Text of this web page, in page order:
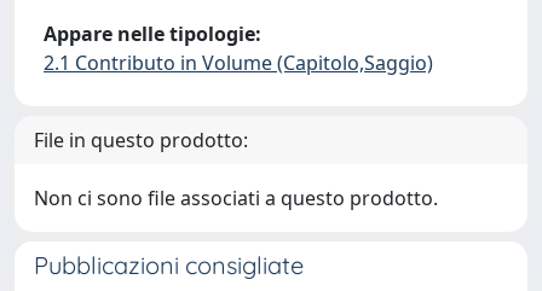
Appare nelle tipologie:
2.1 Contributo in Volume (Capitolo,Saggio)
File in questo prodotto:
Non ci sono file associati a questo prodotto.
Pubblicazioni consigliate